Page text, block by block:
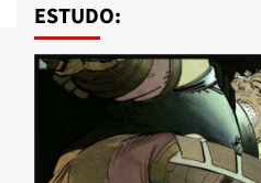
ESTUDO: